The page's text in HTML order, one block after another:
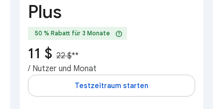
Plus
50 % Rabatt für 3 Monate help
11 $ 22 $**
/ Nutzer und Monat
Testzeitraum starten